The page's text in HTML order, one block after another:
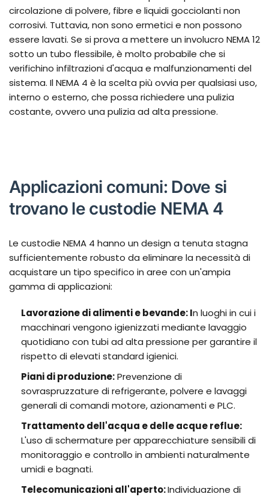
circolazione di polvere, fibre e liquidi gocciolanti non
corrosivi. Tuttavia, non sono ermetici e non possono
essere lavati. Se si prova a mettere un involucro NEMA 12
sotto un tubo flessibile, è molto probabile che si
verifichino infiltrazioni d'acqua e malfunzionamenti del
sistema. Il NEMA 4 è la scelta più ovvia per qualsiasi uso,
interno o esterno, che possa richiedere una pulizia
costante, ovvero una pulizia ad alta pressione.
Applicazioni comuni: Dove si
trovano le custodie NEMA 4
Le custodie NEMA 4 hanno un design a tenuta stagna
sufficientemente robusto da eliminare la necessità di
acquistare un tipo specifico in aree con un'ampia
gamma di applicazioni:
Lavorazione di alimenti e bevande: In luoghi in cui i
macchinari vengono igienizzati mediante lavaggio
quotidiano con tubi ad alta pressione per garantire il
rispetto di elevati standard igienici.
Piani di produzione:Prevenzione di
sovraspruzzature di refrigerante, polvere e lavaggi
generali di comandi motore, azionamenti e PLC.
Trattamento dell'acqua e delle acque reflue:
L'uso di schermature per apparecchiature sensibili di
monitoraggio e controllo in ambienti naturalmente
umidi e bagnati.
Telecomunicazioni all'aperto:Individuazione di